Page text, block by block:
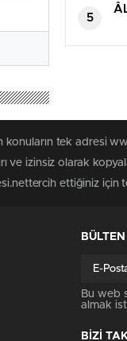
5
konuların tek adresi
ve izinsiz olarak
ettiğiniz için
Bu web
almak
BİZİ